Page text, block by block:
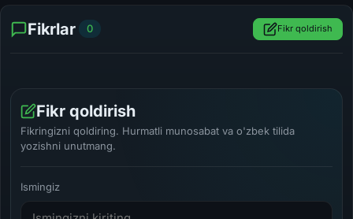
Fikrlar 0 Fikr qoldirish
Fikr qoldirish
Fikringizni qoldiring. Hurmatli munosabat va o'zbek tilida
yozishni unutmang.
Ismingiz